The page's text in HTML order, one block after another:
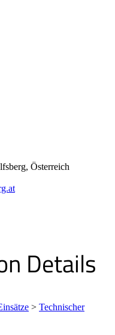
Österreich
Details
> Technischer